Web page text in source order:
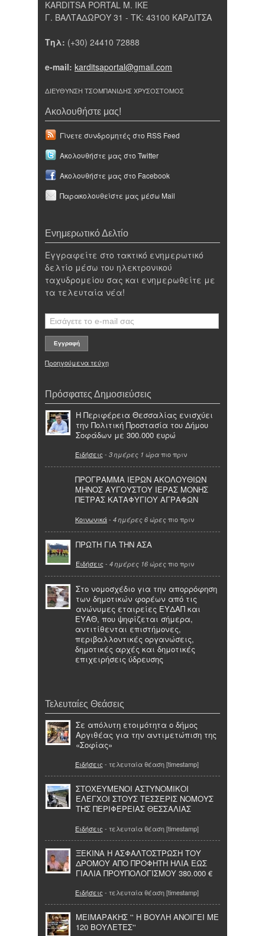
KARDITSA PORTAL Μ. ΙΚΕ
Γ. ΒΑΛΤΑΔΩΡΟΥ 31 - ΤΚ: 43100 ΚΑΡΔΙΤΣΑ
Τηλ: (+30) 24410 72888
e-mail: karditsaportal@gmail.com
ΔΙΕΥΘΥΝΣΗ ΤΣΟΜΠΑΝΙΔΗΣ ΧΡΥΣΟΣΤΟΜΟΣ
Ακολουθήστε μας!
Γίνετε συνδρομητές στο RSS Feed
Ακολουθήστε μας στο Twitter
Ακολουθήστε μας στο Facebook
Παρακολουθείστε μας μέσω Mail
Ενημερωτικό Δελτίο
Εγγραφείτε στο τακτικό ενημερωτικό
δελτίο μέσω του ηλεκτρονικού
ταχυδρομείου σας και ενημερωθείτε με
τα τελευταία νέα!
Προηγούμενα τεύχη
Πρόσφατες Δημοσιεύσεις
Η Περιφέρεια Θεσσαλίας ενισχύει
την Πολιτική Προστασία του Δήμου
Σοφάδων με 300.000 ευρώ
Ειδήσεις - 3 ημέρες 1 ώρα πιο πριν
ΠΡΟΓΡΑΜΜΑ ΙΕΡΩΝ ΑΚΟΛΟΥΘΙΩΝ
ΜΗΝΟΣ ΑΥΓΟΥΣΤΟΥ ΙΕΡΑΣ ΜΟΝΗΣ
ΠΕΤΡΑΣ ΚΑΤΑΦΥΓΙΟΥ ΑΓΡΑΦΩΝ
Κοινωνικά- 4 ημέρες 6 ώρες πιο πριν
ΠΡΩΤΗ ΓΙΑ ΤΗΝ ΑΣΑ
Ειδήσεις - 4 ημέρες 16 ώρες πιο πριν
Στο νομοσχέδιο για την απορρόφηση
των δημοτικών φορέων από τις
ανώνυμες εταιρείες ΕΥΔΑΠ και
ΕΥΑΘ, που ψηφίζεται σήμερα,
αντιτίθενται επιστήμονες,
περιβαλλοντικές οργανώσεις,
δημοτικές αρχές και δημοτικές
επιχειρήσεις ύδρευσης
Τελευταίες Θεάσεις
Σε απόλυτη ετοιμότητα ο δήμος
Αργιθέας για την αντιμετώπιση της
«Σοφίας»
Ειδήσεις - τελευταία θέαση [timestamp]
ΣΤΟΧΕΥΜΕΝΟΙ ΑΣΤΥΝΟΜΙΚΟΙ
ΕΛΕΓΧΟΙ ΣΤΟΥΣ ΤΕΣΣΕΡΙΣ ΝΟΜΟΥΣ
ΤΗΣ ΠΕΡΙΦΕΡΕΙΑΣ ΘΕΣΣΑΛΙΑΣ
Ειδήσεις - τελευταία θέαση [timestamp]
ΞΕΚΙΝΑ Η ΑΣΦΑΛΤΟΣΤΡΩΣΗ ΤΟΥ
ΔΡΟΜΟΥ ΑΠΟ ΠΡΟΦΗΤΗ ΗΛΙΑ ΕΩΣ
ΓΙΑΛΙΑ ΠΡΟΫΠΟΛΟΓΙΣΜΟΥ 380.000 €
Ειδήσεις - τελευταία θέαση [timestamp]
ΜΕΙΜΑΡΑΚΗΣ '' Η ΒΟΥΛΗ ΑΝΟΙΓΕΙ ΜΕ
120 ΒΟΥΛΕΤΕΣ''